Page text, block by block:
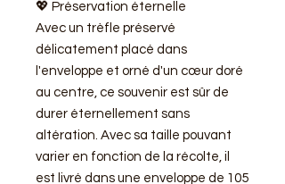
💖 Préservation éternelle
Avec un trèfle préservé
délicatement placé dans
l'enveloppe et orné d'un cœur doré
au centre, ce souvenir est sûr de
durer éternellement sans
altération. Avec sa taille pouvant
varier en fonction de la récolte, il
est livré dans une enveloppe de 105